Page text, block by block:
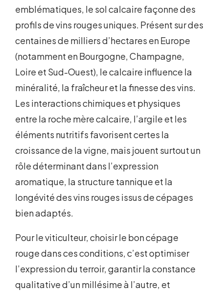
emblématiques, le sol calcaire façonne des
profils de vins rouges uniques. Présent sur des
centaines de milliers d’hectares en Europe
(notamment en Bourgogne, Champagne,
Loire et Sud-Ouest), le calcaire influence la
minéralité, la fraîcheur et la finesse des vins.
Les interactions chimiques et physiques
entre la roche mère calcaire, l’argile et les
éléments nutritifs favorisent certes la
croissance de la vigne, mais jouent surtout un
rôle déterminant dans l’expression
aromatique, la structure tannique et la
longévité des vins rouges issus de cépages
bien adaptés.
Pour le viticulteur, choisir le bon cépage
rouge dans ces conditions, c’est optimiser
l’expression du terroir, garantir la constance
qualitative d’un millésime à l’autre, et